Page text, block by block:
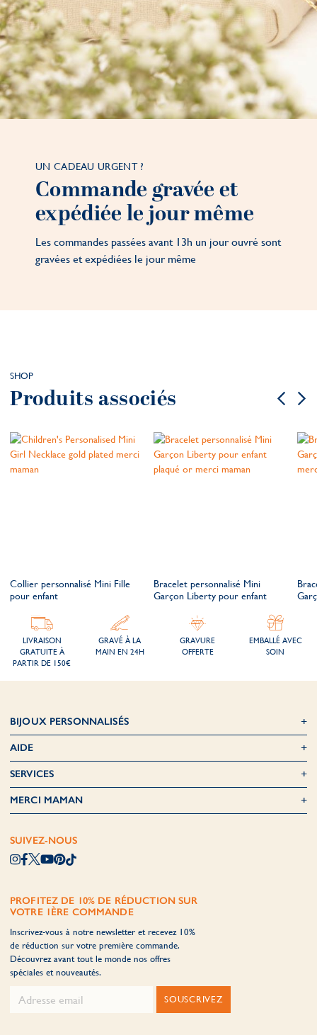
UN CADEAU URGENT ?
Commande gravée et
expédiée le jour même
Les commandes passées avant 13h un jour ouvré sont
gravées et expédiées le jour même
SHOP
Produits associés
Collier personnalisé Mini Fille
pour enfant
Bracelet personnalisé Mini
Garçon Liberty pour enfant
LIVRAISON
GRATUITE À
PARTIR DE 150€
GRAVÉ À LA
MAIN EN 24H
GRAVURE
OFFERTE
EMBALLÉ AVEC
SOIN
BIJOUX PERSONNALISÉS
AIDE
SERVICES
MERCI MAMAN
SUIVEZ-NOUS
PROFITEZ DE 10% DE RÉDUCTION SUR
VOTRE 1ÈRE COMMANDE
Inscrivez-vous à notre newsletter et recevez 10%
de réduction sur votre première commande.
Découvrez avant tout le monde nos offres
spéciales et nouveautés.
SOUSCRIVEZ